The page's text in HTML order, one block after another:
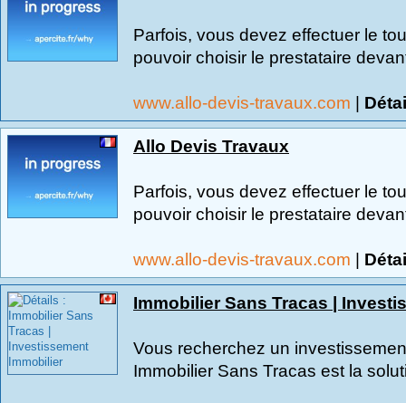
Parfois, vous devez effectuer le
pouvoir choisir le prestataire
www.allo-devis-travaux.com |
Allo Devis Travaux
Parfois, vous devez effectuer le
pouvoir choisir le prestataire
www.allo-devis-travaux.com |
Immobilier Sans Tracas |
Vous recherchez un
Immobilier Sans Tracas est la